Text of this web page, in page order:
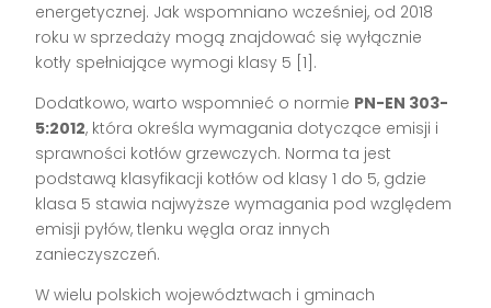
energetycznej. Jak wspomniano wcześniej, od 2018
roku w sprzedaży mogą znajdować się wyłącznie
kotły spełniające wymogi klasy 5 [1].
Dodatkowo, warto wspomnieć o normie PN-EN 303-
5:2012, która określa wymagania dotyczące emisji i
sprawności kotłów grzewczych. Norma ta jest
podstawą klasyfikacji kotłów od klasy 1 do 5, gdzie
klasa 5 stawia najwyższe wymagania pod względem
emisji pyłów, tlenku węgla oraz innych
zanieczyszczeń.
W wielu polskich województwach i gminach